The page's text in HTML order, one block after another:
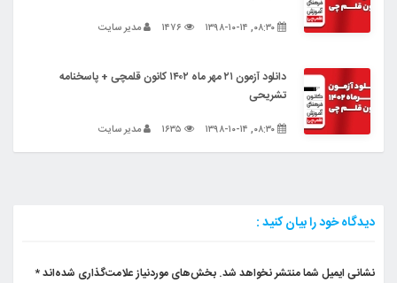
مدیر سایت
دانلود آزمون ۲۱ مهر ماه ۱۴۰۲ کانون قلمچی + پاسخنامه
تشریحی
مدیر سایت
دیدگاه خود را بیان کنید :
نشانی ایمیل شما منتشر نخواهد شد. بخش‌های موردنیاز علامت‌گذاری شده‌اند*